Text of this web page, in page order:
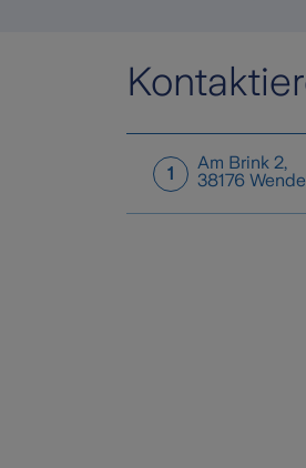
1
Am Brink 2,
38176